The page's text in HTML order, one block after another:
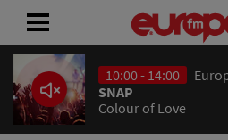
10:00 - 14:00
SNAP
Colour of Love
ACASĂ
ȘTIRI